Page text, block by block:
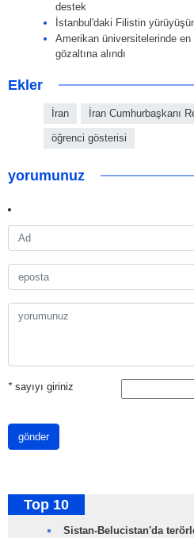
destek
İstanbul'daki Filistin
Amerikan üniversitelerinde
gözaltına alındı
Ekler
İran İran Cumhurbaşkanı
öğrenci gösterisi
yorumunuz
*sayıyı giriniz
gönder
Top 10
Sistan-Belucistan'da